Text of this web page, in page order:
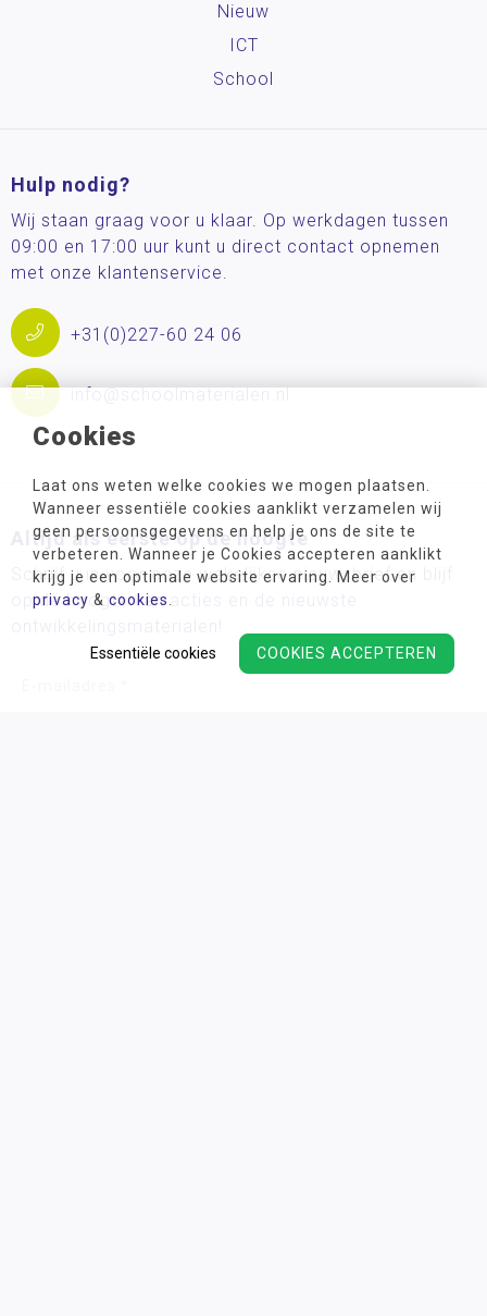
Cookies
Laat ons weten welke cookies we mogen plaatsen.
Wanneer essentiële cookies aanklikt verzamelen wij
geen persoonsgegevens en help je ons de site te
verbeteren. Wanneer je Cookies accepteren aanklikt
krijg je een optimale website ervaring. Meer over
privacy & cookies
COOKIES ACCEPTEREN
Essentiële cookies
Nieuw
ICT
School
Hulp nodig?
Wij staan graag voor u klaar. Op werkdagen tussen
09:00 en 17:00 uur kunt u direct contact opnemen
met onze klantenservice.
+31(0)227-60 24 06
info@schoolmaterialen.nl
Altijd als eerste op de hoogte
Schrijf u in voor onze wekelijkse nieuwsbrief en blijf
op de hoogte van acties en de nieuwste